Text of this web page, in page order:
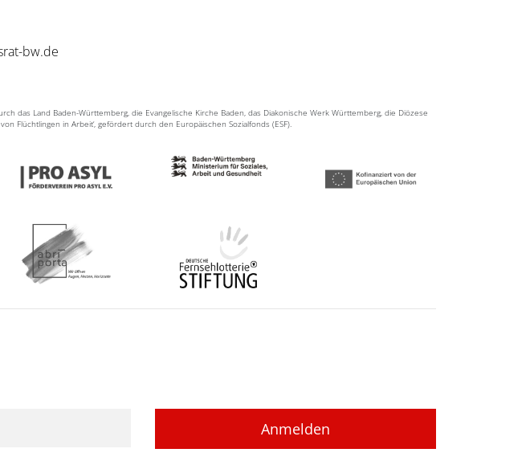
bw.de
das Land Baden-Württemberg, die Evangelische Kirche Baden, das Diakonische Werk Württemberg, die Diözese
Flüchtlingen in Arbeit‘, gefördert durch den Europäischen Sozialfonds (ESF).